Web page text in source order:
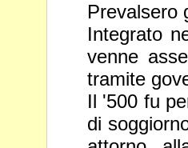
Prevalsero
Integrato
venne
tramite
Il '500 fu
di